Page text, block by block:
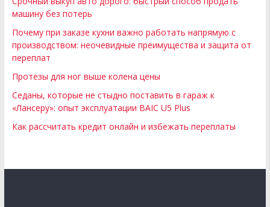
машину без потерь
Почему при заказе кухни важно работать напрямую с
производством: неочевидные преимущества и защита от
переплат
Протезы для ног выше колена цены
Седаны, которые не стыдно поставить в гараж к
«Лансеру»: опыт эксплуатации BAIC U5 Plus
Как рассчитать кредит онлайн и избежать переплаты